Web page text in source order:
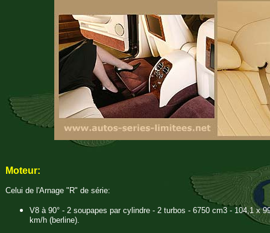
Moteur:
Celui de l'Arnage "R" de série:
V8 à 90° - 2 soupapes par cylindre - 2 turbos - 6750 cm3 - 104,1 x
km/h (berline).